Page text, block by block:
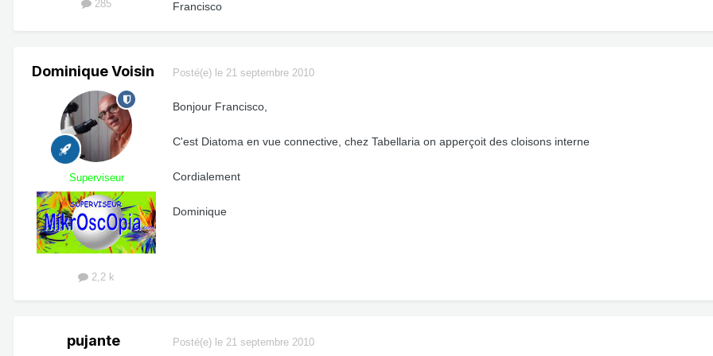
285
Francisco
Dominique Voisin
Superviseur
2,2 k
Posté(e) le 21 septembre 2010
Bonjour Francisco,
C'est Diatoma en vue connective, chez Tabellaria on apperçoit des cloisons interne
Cordialement
Dominique
pujante Posté(e) le 21 septembre 2010